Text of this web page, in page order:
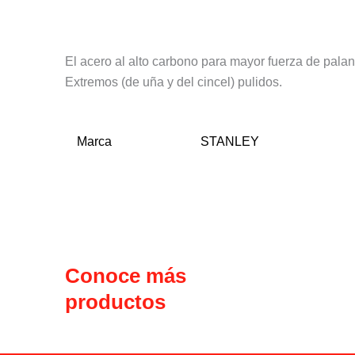
El acero al alto carbono para mayor fuerza de
Extremos (de uña y del cincel) pulidos.
Marca STANLEY
Conoce más
productos